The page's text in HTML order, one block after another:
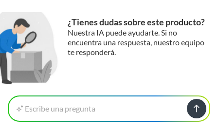
¿Tienes dudas sobre este producto?
Nuestra IA puede ayudarte. Si no
encuentra una respuesta, nuestro equipo
te responderá.
Escribe una pregunta